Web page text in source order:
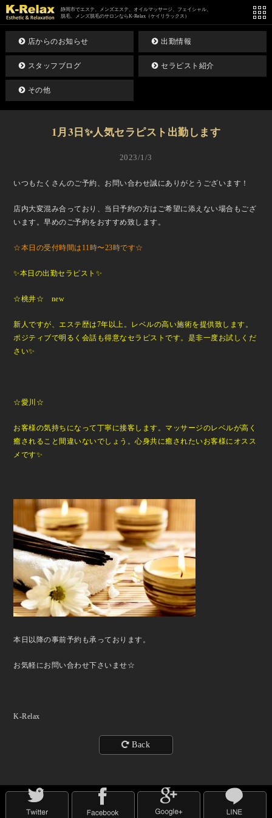
静岡市でエステ、メンズエステ、オイルマッサージ、フェイシャル、
脱毛、メンズ脱毛のサロンならK-Relax（ケイリラックス）
店からのお知らせ 出勤情報
スタッフブログ セラピスト紹介
その他
1月3日✨人気セラピスト出勤します
2023/1/3
いつもたくさんのご予約、お問い合わせ誠にありがとうございます！
店内大変混み合っており、当日予約の方はご希望に添えない場合もござ
います。早めのご予約をおすすめ致します。
☆本日の受付時間は11時〜23時です☆
✨本日の出勤セラピスト✨
☆桃井☆ new
新人ですが、エステ歴は7年以上。レベルの高い施術を提供致します。
ポジティブで明るく会話も得意なセラピストです。是非一度お試しくだ
さい✨
☆愛川☆
お客様の気持ちになって丁寧に接客します。マッサージのレベルが高く
癒されること間違いないでしょう。心身共に癒されたいお客様にオスス
メです✨
本日以降の事前予約も承っております。
お気軽にお問い合わせ下さいませ☆
K-Relax
Back